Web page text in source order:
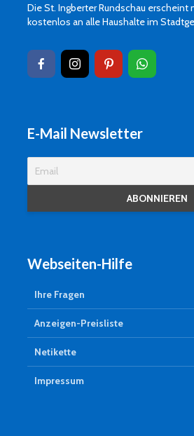
Die St. Ingberter Rundschau erscheint
kostenlos an alle Haushalte im
E-Mail Newsletter
Webseiten-Hilfe
Ihre Fragen
Anzeigen-Preisliste
Netikette
Impressum